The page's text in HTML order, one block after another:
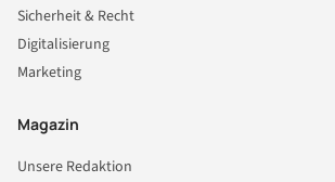
Sicherheit & Recht
Digitalisierung
Marketing
Magazin
Unsere Redaktion